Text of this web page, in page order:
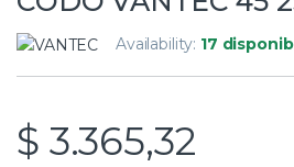
Availability: 17
$ 3.365,32